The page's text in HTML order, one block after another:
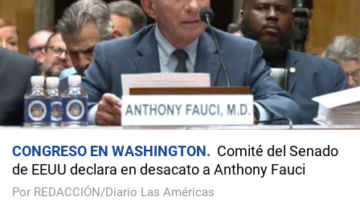
CONGRESO EN WASHINGTON
Comité del Senado
de EEUU declara en desacato a Anthony Fauci
Por REDACCIÓN/Diario Las Américas